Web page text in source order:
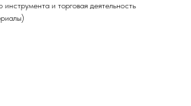
и торговая деятельность